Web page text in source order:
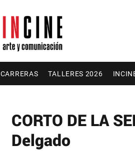
CARRERAS TALLERES 2026
CORTO DE LA
Delgado